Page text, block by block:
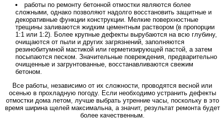
работы по ремонту бетонной отмостки являются более
сложными, однако позволяют надолго восстановить защитные и
декоративные функции конструкции. Мелкие поверхностные
трещины заливаются жидким цементным раствором (в пропорции
1:1 или 1:2). Более крупные дефекты вырубаются на всю глубину,
очищаются от пыли и других загрязнений, заполняются
резинобитумной мастикой или герметизирующей пастой, а затем
посыпаются песком. Значительные повреждения, предварительно
очищенные и загрунтованные, восстанавливаются свежим
бетоном.
Все работы, независимо от их сложности, проводятся весной или
осенью в прохладную погоду. Если необходимо устранить дефекты
отмостки дома летом, лучше выбрать утренние часы, поскольку в это
время ширина щелей максимальна, а значит, результат ремонта будет
более качественным.